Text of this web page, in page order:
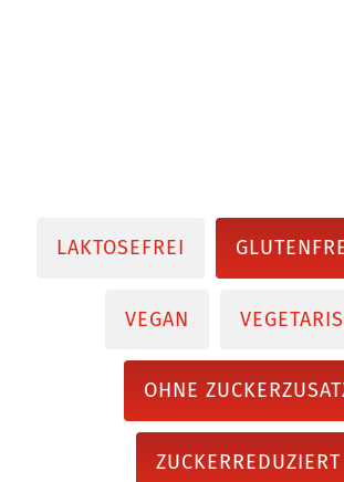
LAKTOSEFREI
VEGAN
OHNE
ZUCKERREDUZIERT